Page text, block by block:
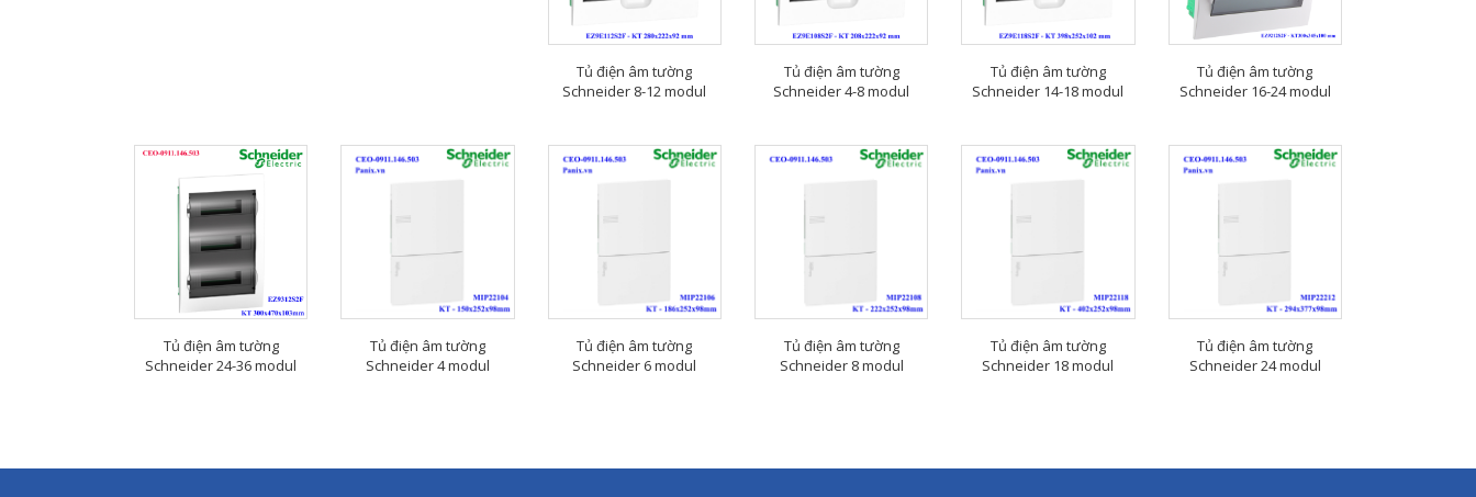
Tủ điện âm tường
Schneider 8-12 modul
Tủ điện âm tường
Schneider 4-8 modul
Tủ điện âm tường
Schneider 14-18 modul
Tủ điện âm tường
Schneider 16-24 modul
Tủ điện âm tường
Schneider 24-36 modul
Tủ điện âm tường
Schneider 4 modul
Tủ điện âm tường
Schneider 6 modul
Tủ điện âm tường
Schneider 8 modul
Tủ điện âm tường
Schneider 18 modul
Tủ điện âm tường
Schneider 24 modul